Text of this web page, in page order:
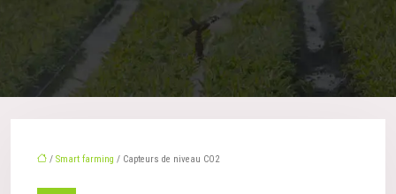
/ Smart farming / Capteurs de niveau CO2